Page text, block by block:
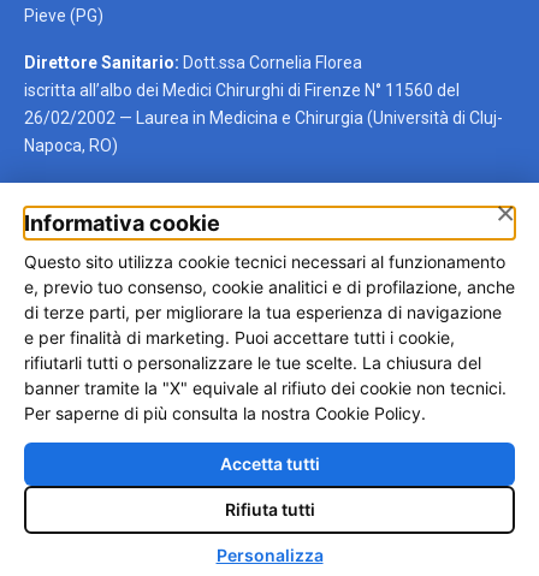
Pieve (PG)
Direttore Sanitario: Dott.ssa Cornelia Florea
iscritta all’albo dei Medici Chirurghi di Firenze N° 11560 del
26/02/2002 — Laurea in Medicina e Chirurgia (Università di Cluj-
Napoca, RO)
Autotrapianto per regione
Trova rapidamente la regione di tuo interesse oppure visita la
pagina generale dedicata all’autotrapianto di capelli.
Umbria Lazio Lombardia Toscana
Campania Sicilia
Privacy Policy
×
Informativa cookie
Questo sito utilizza cookie tecnici necessari al funzionamento
e, previo tuo consenso, cookie analitici e di profilazione, anche
di terze parti, per migliorare la tua esperienza di navigazione
e per finalità di marketing. Puoi accettare tutti i cookie,
rifiutarli tutti o personalizzare le tue scelte. La chiusura del
banner tramite la "X" equivale al rifiuto dei cookie non tecnici.
Per saperne di più consulta la nostra Cookie Policy.
Accetta tutti
Rifiuta tutti
Personalizza ♿